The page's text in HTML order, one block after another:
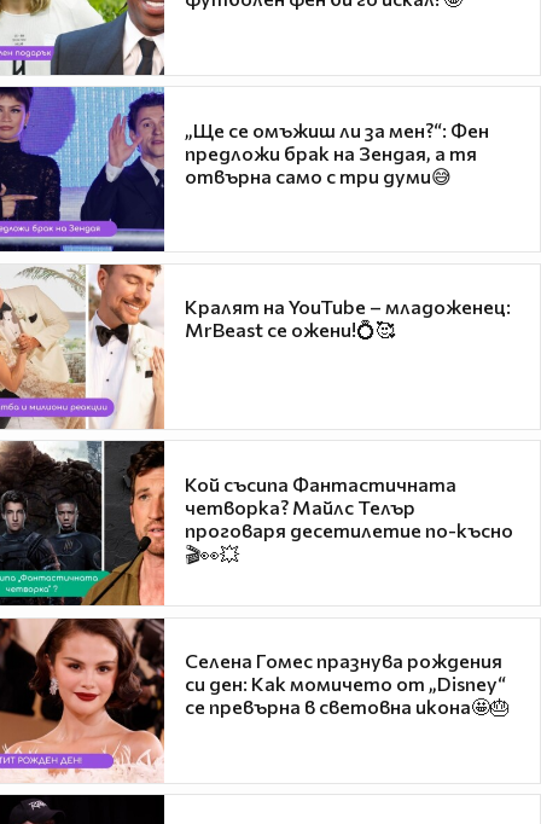
„Ще се омъжиш ли за мен?“: Фен
предложи брак на Зендая, а тя
отвърна само с три думи😅
Кралят на YouTube – младоженец:
MrBeast се ожени!💍🥰
Кой съсипа Фантастичната
четворка? Майлс Телър
проговаря десетилетие по-късно
🎬👀💥
Селена Гомес празнува рождения
си ден: Как момичето от „Disney“
се превърна в световна икона🤩🎂